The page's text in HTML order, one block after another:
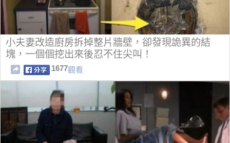
小夫妻改造廚房拆掉整片牆壁，卻發現詭異的結
塊，一個個挖出來後忍不住尖叫！
1677觀看